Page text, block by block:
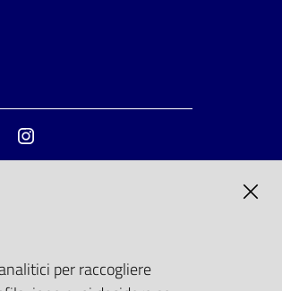
Youtube
per raccogliere